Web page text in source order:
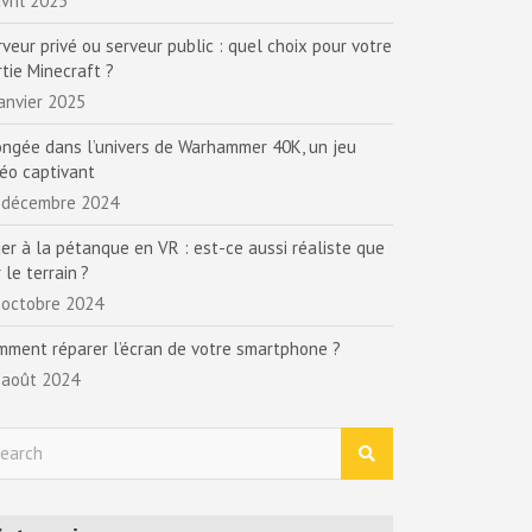
privé ou serveur public : quel choix pour votre
Minecraft ?
2025
dans l’univers de Warhammer 40K, un jeu
captivant
2024
à la pétanque en VR : est-ce aussi réaliste que
le terrain ?
2024
réparer l’écran de votre smartphone ?
2024